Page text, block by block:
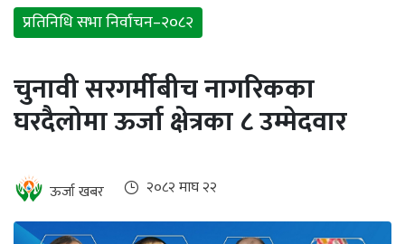
उहिलेकाे
खबर
हरित
हाइड्रोजन
सम्पादकीय
बैंक
प्रतिनिधि सभा निर्वाचन–२०८२
चुनावी सरगर्मीबीच नागरिकका
घरदैलोमा ऊर्जा क्षेत्रका ८ उम्मेदवार
ऊर्जा खबर २०८२ माघ २२